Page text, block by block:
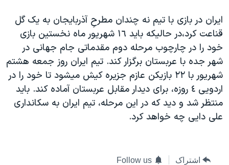
ايران در بازی با تيم نه چندان مطرحِ آذربايجان به يک گل
قناعت کرد،در حاليکه بايد ١٦ شهريور ماه نخستين بازی
خود را در چارچوب مرحله دوم مقدماتی جام جهانی در
شهر جده با عربستان برگزار كند. تيم ايران روز جمعه هشتم
شهريور با ٢٢ بازيكن عازم جزيره كيش ميشود تا خود را در
اردويی ٤ روزه، برای ديدار مقابل عربستان آماده كند. بايد
منتظر شد و ديد که در اين مرحله، تيم ايران به سکانداری
علی دايی چه خواهد کرد.
اشتراک Follow us